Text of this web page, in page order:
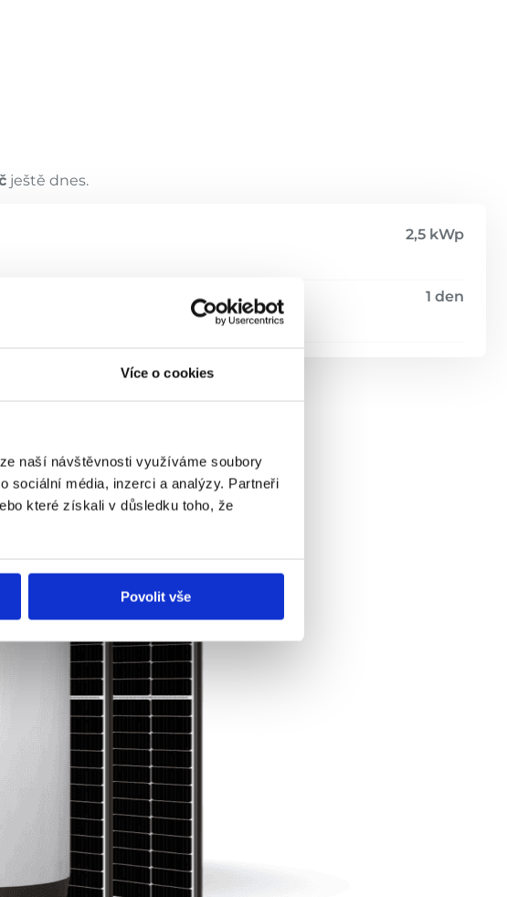
Více o cookies
naší návštěvnosti využíváme soubory
sociální média, inzerci a analýzy. Partneři
které získali v důsledku toho, že
Povolit vše
ještě dnes.
2,5 kWp
1 den